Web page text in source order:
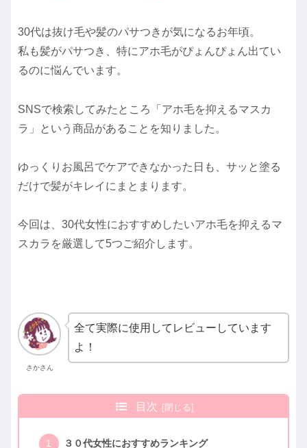
30代は抜け毛や髪のパサつきが気になるお年頃。
私も髪がパサつき、特にアホ毛がぴょんぴょん出てい
るのに悩んでいます。
SNSで検索してみたところ「アホ毛を抑えるマスカ
ラ」という商品があることを知りました。
ゆっくりお風呂でケアできなかった日も、サッと塗る
だけで髪がキレイにまとまります。
今回は、30代女性におすすめしたいアホ毛を抑えるマ
スカラを厳選して5つご紹介します。
さかさん
全て実際に使用してレビューしています
よ！
目次
３０代女性におすすめランキング